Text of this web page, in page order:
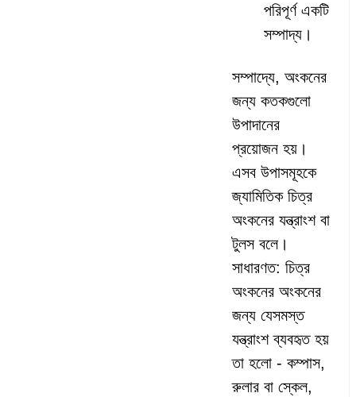
পরিপূর্ণ একটি
সম্পাদ্য।
সম্পাদ্যে, অংকনের
জন্য কতকগুলো
উপাদানের
প্রয়োজন হয়।
এসব উপাসমূহকে
জ্যামিতিক চিত্র
অংকনের যন্ত্রাংশ বা
টুলস বলে।
সাধারণত: চিত্র
অংকনের অংকনের
জন্য যেসমস্ত
যন্ত্রাংশ ব্যবহৃত হয়
তা হলো - কম্পাস,
রুলার বা স্কেল,